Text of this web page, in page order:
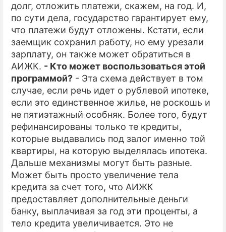
долг, отложить платежи, скажем, на год. И,
по сути дела, государство гарантирует ему,
что платежи будут отложены. Кстати, если
заемщик сохранил работу, но ему урезали
зарплату, он также может обратиться в
АИЖК. - Кто может воспользоваться этой
программой? - Эта схема действует в том
случае, если речь идет о рублевой ипотеке,
если это единственное жилье, не роскошь и
не пятиэтажный особняк. Более того, будут
рефинансированы только те кредиты,
которые выдавались под залог именно той
квартиры, на которую выделялась ипотека.
Дальше механизмы могут быть разные.
Может быть просто увеличение тела
кредита за счет того, что АИЖК
предоставляет дополнительные деньги
банку, выплачивая за год эти проценты, а
тело кредита увеличивается. Это не